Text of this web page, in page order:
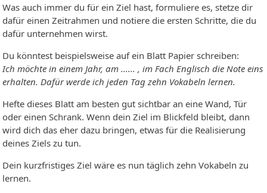
Was auch immer du für ein Ziel hast, formuliere es, stetze dir
dafür einen Zeitrahmen und notiere die ersten Schritte, die du
dafür unternehmen wirst.
Du könntest beispielsweise auf ein Blatt Papier schreiben:
Ich möchte in einem Jahr, am ...... , im Fach Englisch die Note eins
erhalten. Dafür werde ich jeden Tag zehn Vokabeln lernen.
Hefte dieses Blatt am besten gut sichtbar an eine Wand, Tür
oder einen Schrank. Wenn dein Ziel im Blickfeld bleibt, dann
wird dich das eher dazu bringen, etwas für die Realisierung
deines Ziels zu tun.
Dein kurzfristiges Ziel wäre es nun täglich zehn Vokabeln zu
lernen.